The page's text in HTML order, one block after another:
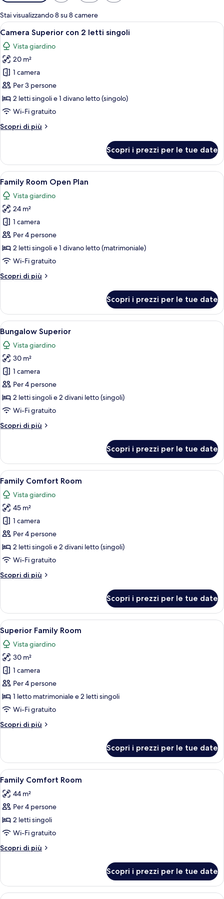
per
le
camere
Stai visualizzando 8 su 8 camere
Apri
tutte
le
foto
per
Camera
Superior
con
letti
Un letto con una testiera in legno,
4
Camera Superior con 2 letti singoli
Vista giardino
20 m²
1 camera
Per 3 persone
2 letti singoli e 1 divano letto (singolo)
Wi-Fi gratuito
Scopri di più
Altri
Superior
con
2
letti
singoli
Scopri i prezzi per le tue date
Apri
tutte
le
foto
per
Family
Room
Open
Camera d'albergo con un letto
5
Family Room Open Plan
Vista giardino
24 m²
1 camera
Per 4 persone
2 letti singoli e 1 divano letto (matrimoniale)
Wi-Fi gratuito
Scopri di più
Altri
Room
Open
Plan
Scopri i prezzi per le tue date
Apri
tutte
le
foto
per
Bungalow
Superior
Camera d'hotel moderna con un
9
Bungalow Superior
Vista giardino
30 m²
1 camera
Per 4 persone
2 letti singoli e 2 divani letto (singoli)
Wi-Fi gratuito
Scopri di più
Altri
Superior
Scopri i prezzi per le tue date
Apri
tutte
le
foto
per
Family
Comfort
Room
Una camera da letto con un letto,
12
Family Comfort Room
Vista giardino
45 m²
1 camera
Per 4 persone
2 letti singoli e 2 divani letto (singoli)
Wi-Fi gratuito
Scopri di più
Altri
Comfort
Room
Scopri i prezzi per le tue date
Apri
tutte
le
foto
per
Superior
Family
Room
Una camera d'albergo con un letto
9
Superior Family Room
Vista giardino
30 m²
1 camera
Per 4 persone
1 letto matrimoniale e 2 letti singoli
Wi-Fi gratuito
Scopri di più
Altri
Family
Room
Scopri i prezzi per le tue date
Apri
tutte
le
foto
per
Family
Comfort
Room
Una cassaforte in camera, una
18
Family Comfort Room
44 m²
Per 4 persone
2 letti singoli
Wi-Fi gratuito
Scopri di più
Altri
Comfort
Room
Scopri i prezzi per le tue date